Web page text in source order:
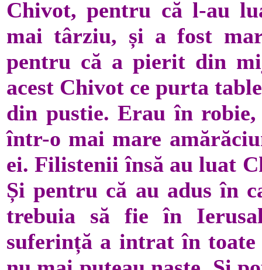
Chivot, pentru că l-au
mai târziu, și a fost
pentru că a pierit din
acest Chivot ce purta
din pustie. Erau în
într-o mai mare
ei. Filistenii însă au luat
Și pentru că au adus în
trebuia să fie în
suferință a intrat în